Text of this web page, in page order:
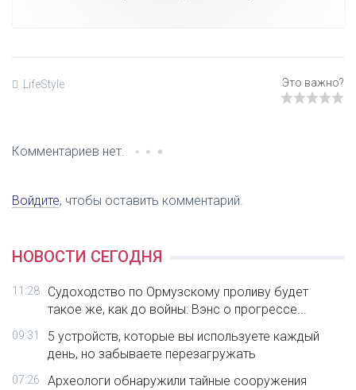
LifeStyle
Комментариев нет.
Войдите, чтобы оставить комментарий.
НОВОСТИ СЕГОДНЯ
11:28
Судоходство по Ормузскому проливу будет
такое же, как до войны: Вэнс о прогрессе...
09:31
5 устройств, которые вы используете каждый
день, но забываете перезагружать
07:26
Археологи обнаружили тайные сооружения